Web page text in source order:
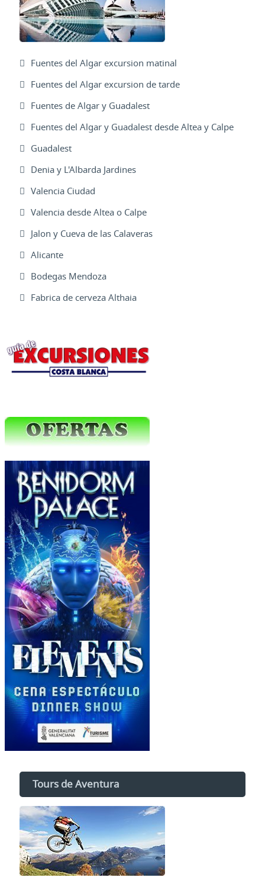
Fuentes del Algar excursion matinal
Fuentes del Algar excursion de tarde
Fuentes de Algar y Guadalest
Fuentes del Algar y Guadalest desde Altea y Calpe
Guadalest
Denia y L'Albarda Jardines
Valencia Ciudad
Valencia desde Altea o Calpe
Jalon y Cueva de las Calaveras
Alicante
Bodegas Mendoza
Fabrica de cerveza Althaia
Tours de Aventura